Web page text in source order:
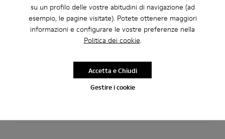
su un profilo delle vostre abitudini di navigazione (ad
esempio, le pagine visitate). Potete ottenere maggiori
informazioni e configurare le vostre preferenze nella
Politica dei cookie.
Gestire i cookie
Accetta e Chiudi
Approfitta della spedizione standard e in negozio gratuita per
acquisti superiori a 45€.
Resi gratuiti entro 30 giorni nei negozi Camper.
Periodo di garanzia di 2 anni.